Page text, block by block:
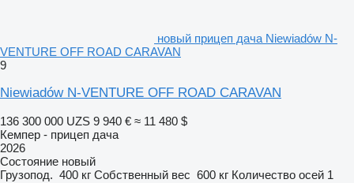
новый прицеп дача Niewiadów N-
VENTURE OFF ROAD CARAVAN
9
Niewiadów N-VENTURE OFF ROAD CARAVAN
136 300 000 UZS 9 940 € ≈ 11 480 $
Кемпер - прицеп дача
2026
Состояние новый
Грузопод. 400 кг Собственный вес 600 кг Количество осей 1